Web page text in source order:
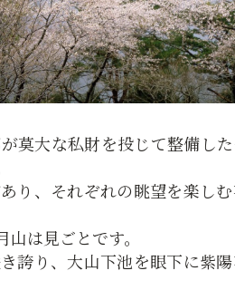
莫大な私財を投じて整備した
り、それぞれの眺望を楽し
は見ごとです。
誇り、大山下池を眼下に紫